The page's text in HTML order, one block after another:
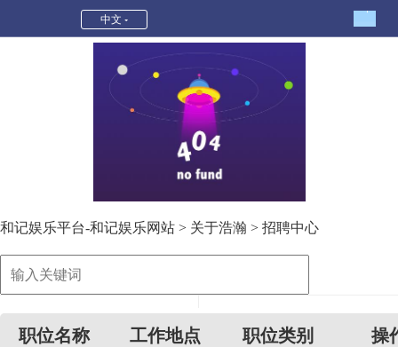
招聘中心-和记娱乐平台
中文
和记娱乐平台-和记娱乐网站 > 关于浩瀚 > 招聘中心
职位名称 工作地点 职位类别 操